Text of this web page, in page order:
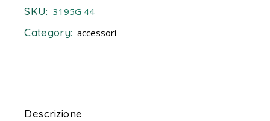
SKU: 3195G 44
Category: accessori
Descrizione